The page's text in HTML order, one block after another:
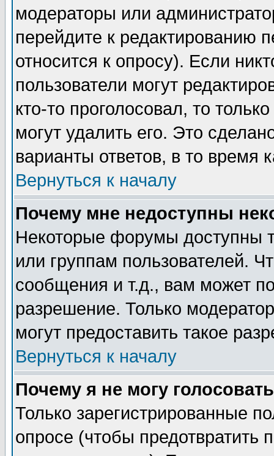
модераторы или
перейдите к редактированию
относится к опросу). Если
пользователи могут
кто-то проголосовал, то
могут удалить его. Это
варианты ответов, в то время
Вернуться к началу
Почему мне недоступны
Некоторые форумы доступны
или группам пользователей.
сообщения и т.д., вам может
разрешение. Только
могут предоставить такое
Вернуться к началу
Почему я не могу
Только зарегистрированные
опросе (чтобы предотвратить